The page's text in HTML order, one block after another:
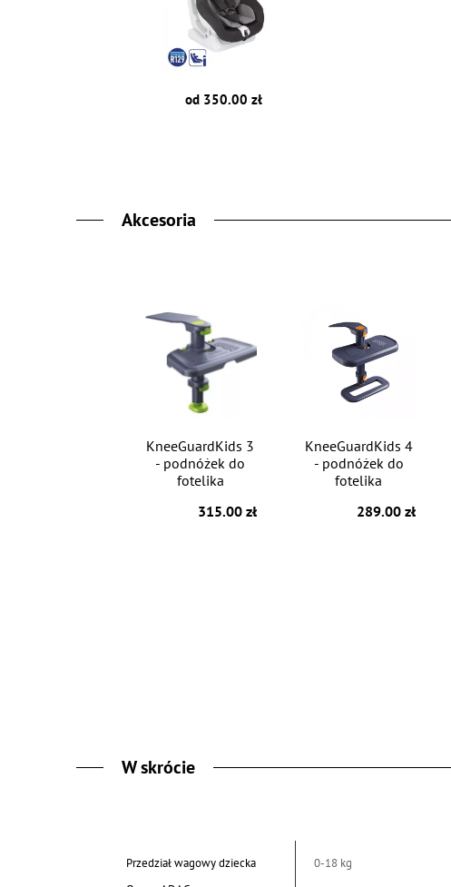
od 350.00 zł
Akcesoria
KneeGuardKids 3
- podnóżek do
fotelika
315.00 zł
KneeGuardKids 4
- podnóżek do
fotelika
289.00 zł
W skrócie
Przedział wagowy dziecka
0-18 kg